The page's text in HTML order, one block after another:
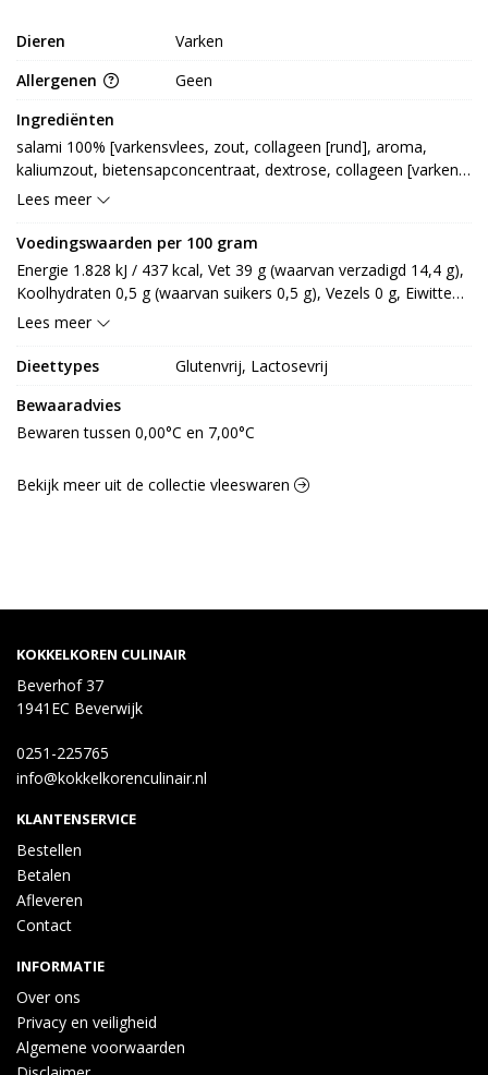
Dieren
Varken
Allergenen
Geen
Ingrediënten
salami 100% [varkensvlees, zout, collageen [rund], aroma,
kaliumzout, bietensapconcentraat, dextrose, collageen [varken],
varkenseiwit, kruiden, specerij, rook, antioxidant: E301,
Lees meer
Voedingswaarden per 100 gram
Energie 1.828 kJ / 437 kcal, Vet 39 g (waarvan verzadigd 14,4 g),
Koolhydraten 0,5 g (waarvan suikers 0,5 g), Vezels 0 g, Eiwitten
21 g, Zout 2,8 g.
Lees meer
Dieettypes
Glutenvrij, Lactosevrij
Bewaaradvies
Bewaren tussen 0,00°C en 7,00°C
Bekijk meer uit de collectie vleeswaren
KOKKELKOREN CULINAIR
Beverhof 37
1941EC Beverwijk
0251-225765
info@kokkelkorenculinair.nl
KLANTENSERVICE
Bestellen
Betalen
Afleveren
Contact
INFORMATIE
Over ons
Privacy en veiligheid
Algemene voorwaarden